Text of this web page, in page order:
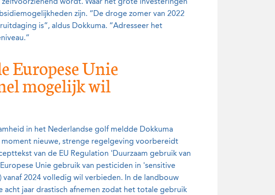
wordt. Waar het grote investeringen
zijn. “De droge zomer van 2022
is”, aldus Dokkuma. “Adresseer het
Europese Unie
mogelijk wil
in het Nederlandse golf meldde Dokkuma
nieuwe, strenge regelgeving voorbereidt
van de EU Regulation 'Duurzaam gebruik van
Unie gebruik van pesticiden in 'sensitive
2024 volledig wil verbieden. In de landbouw
jaar drastisch afnemen zodat het totale gebruik